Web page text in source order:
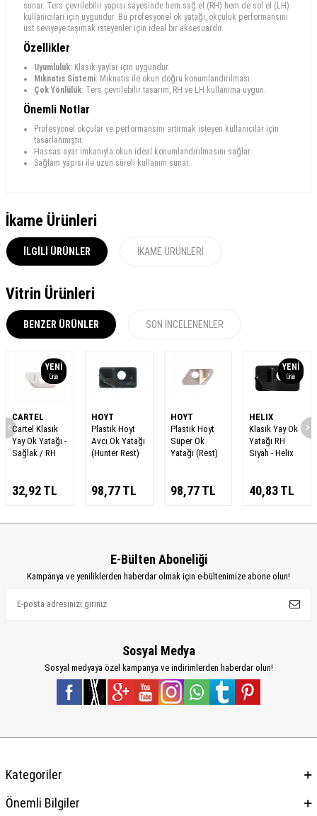
sunar. Ters çevrilebilir yapısı sayesinde hem sağ el (RH) hem de sol el (LH)
kullanıcıları için uygundur. Bu profesyonel ok yatağı, okçuluk performansını
üst seviyeye taşımak isteyenler için ideal bir aksesuardır.
Özellikler
Uyumluluk: Klasik yaylar için uygundur.
Mıknatıs Sistemi: Mıknatıs ile okun doğru konumlandırılması.
Çok Yönlülük: Ters çevrilebilir tasarım, RH ve LH kullanıma uygun.
Önemli Notlar
Profesyonel okçular ve performansını artırmak isteyen kullanıcılar için
tasarlanmıştır.
Hassas ayar imkanıyla okun ideal konumlandırılmasını sağlar.
Sağlam yapısı ile uzun süreli kullanım sunar.
İkame Ürünleri
İLGILI ÜRÜNLER İKAME ÜRÜNLERI
Vitrin Ürünleri
BENZER ÜRÜNLER SON İNCELENENLER
YENI
Ürün
CARTEL
Cartel Klasik
Yay Ok Yatağı -
Sağlak / RH
32,92TL
HOYT
Plastik Hoyt
Avcı Ok Yatağı
(Hunter Rest)
98,77TL
HOYT
Plastik Hoyt
Süper Ok
Yatağı (Rest)
98,77TL
YENI
Ürün
HELIX
Klasik Yay Ok
Yatağı RH
Siyah - Helix
40,83TL
E-Bülten Aboneliği
Kampanya ve yeniliklerden haberdar olmak için e-bültenimize abone olun!
Sosyal Medya
Sosyal medyaya özel kampanya ve indirimlerden haberdar olun!
Kategoriler
Önemli Bilgiler